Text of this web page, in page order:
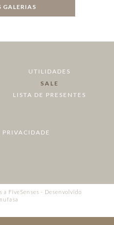
GALERIAS
UTILIDADES
SALE
LISTA DE PRESENTES
a FiveSenses - Desenvolvido